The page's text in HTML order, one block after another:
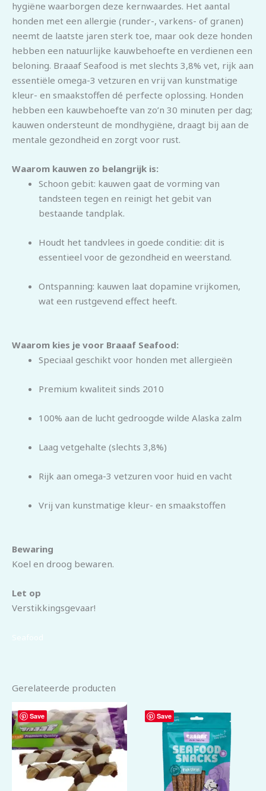
hygiëne waarborgen deze kernwaardes. Het aantal
honden met een allergie (runder-, varkens- of granen)
neemt de laatste jaren sterk toe, maar ook deze honden
hebben een natuurlijke kauwbehoefte en verdienen een
beloning. Braaaf Seafood is met slechts 3,8% vet, rijk aan
essentiële omega-3 vetzuren en vrij van kunstmatige
kleur- en smaakstoffen dé perfecte oplossing. Honden
hebben een kauwbehoefte van zo’n 30 minuten per dag;
kauwen ondersteunt de mondhygiëne, draagt bij aan de
mentale gezondheid en zorgt voor rust.
Waarom kauwen zo belangrijk is:
Schoon gebit: kauwen gaat de vorming van
tandsteen tegen en reinigt het gebit van
bestaande tandplak.
Houdt het tandvlees in goede conditie: dit is
essentieel voor de gezondheid en weerstand.
Ontspanning: kauwen laat dopamine vrijkomen,
wat een rustgevend effect heeft.
Waarom kies je voor Braaaf Seafood:
Speciaal geschikt voor honden met allergieën
Premium kwaliteit sinds 2010
100% aan de lucht gedroogde wilde Alaska zalm
Laag vetgehalte (slechts 3,8%)
Rijk aan omega-3 vetzuren voor huid en vacht
Vrij van kunstmatige kleur- en smaakstoffen
Bewaring
Koel en droog bewaren.
Let op
Verstikkingsgevaar!
Gerelateerde producten
Save Save